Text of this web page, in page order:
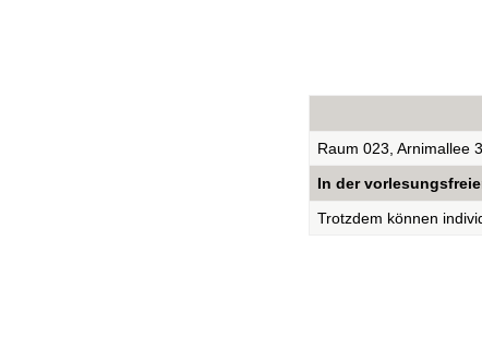
Raum 023, Arnimallee 3
In der
Trotzdem können